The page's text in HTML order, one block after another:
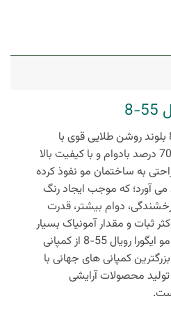
رنگ مو ایگورا رویال 55-8 بلوند روشن طلایی قوی با
بادوام و با کیفیت بالا
به ساختمان مو نفوذ کرده
آورد؛ که موجب ایجاد رنگ
دوام بیشتر، قدرت
ثبات و مقدار آمونیاک بسیار
پایین از خصوصیات رنگ مو ایگورا رویال 55-8 از کمپانی
کمپانی های جهانی با
از 110 سال تولید محصولات آرایشی